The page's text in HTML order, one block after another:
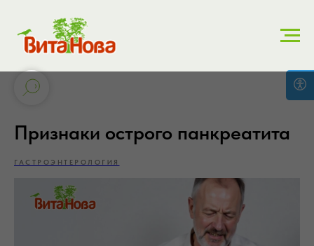
Признаки острого панкреатита
ГАСТРОЭНТЕРОЛОГИЯ